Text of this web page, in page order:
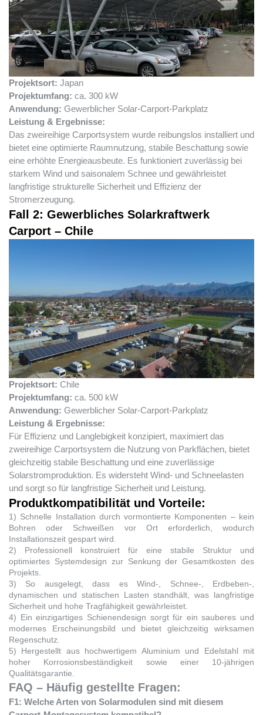
Projektsort: Japan
Projektumfang: ca. 300 kW
Anwendung: Gewerblicher Solar-Carport-Parkplatz
Leistung & Ergebnisse:
Das zweireihige Carportsystem wurde reibungslos installiert und
bietet eine optimierte Raumnutzung, stabile Beschattung sowie
eine erhöhte Energieausbeute. Es funktioniert zuverlässig bei
starkem Wind und saisonalem Schnee und gewährleistet
langfristige strukturelle Sicherheit und Effizienz der
Stromerzeugung.
Fall 2: Gewerbliches Solarkraftwerk
Carport – Chile
Projektsort: Chile
Projektumfang: ca. 500 kW
Anwendung: Gewerblicher Solar-Carport-Parkplatz
Leistung & Ergebnisse:
Für Effizienz und Langlebigkeit konzipiert, maximiert das
zweireihige Carportsystem die Nutzung von Parkflächen, bietet
gleichzeitig stabile Beschattung und eine zuverlässige
Solarstromproduktion. Es widersteht Wind- und Schneelasten
und sorgt so für langfristige Sicherheit und Leistung.
Produktkompatibilität und Vorteile:
1) Schnelle Installation durch vormontierte Komponenten – kein
Bohren oder Schweißen vor Ort erforderlich, wodurch
Installationszeit gespart wird.
2) Professionell konstruiert für eine stabile Struktur und
optimiertes Systemdesign zur Senkung der Gesamtkosten des
Projekts.
3) So ausgelegt, dass es Wind-, Schnee-, Erdbeben-,
dynamischen und statischen Lasten standhält, was langfristige
Sicherheit und hohe Tragfähigkeit gewährleistet.
4) Ein einzigartiges Schienendesign sorgt für ein sauberes und
modernes Erscheinungsbild und bietet gleichzeitig wirksamen
Regenschutz.
5) Hergestellt aus hochwertigem Aluminium und Edelstahl mit
hoher Korrosionsbeständigkeit sowie einer 10-jährigen
Qualitätsgarantie.
FAQ – Häufig gestellte Fragen:
F1: Welche Arten von Solarmodulen sind mit diesem